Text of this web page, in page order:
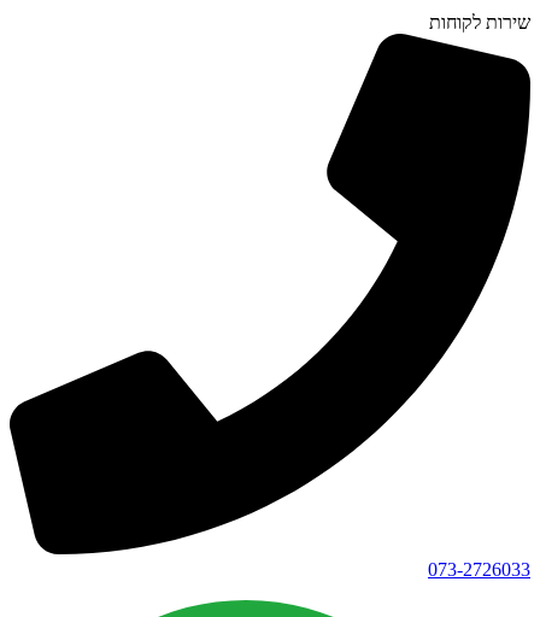
שירות לקוחות
073-2726033